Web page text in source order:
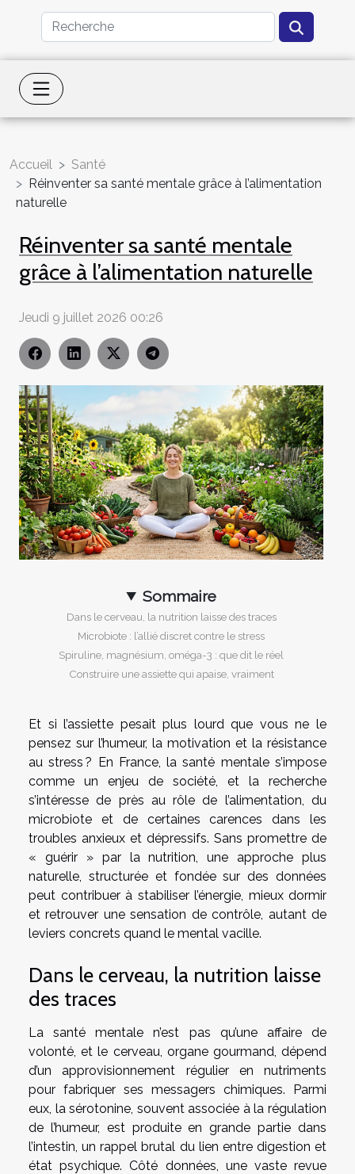
Accueil
Santé
Réinventer sa santé mentale grâce à l’alimentation
naturelle
Réinventer sa santé mentale
grâce à l’alimentation naturelle
Jeudi 9 juillet 2026 00:26
Sommaire
Dans le cerveau, la nutrition laisse des traces
Microbiote : l’allié discret contre le stress
Spiruline, magnésium, oméga-3 : que dit le réel
Construire une assiette qui apaise, vraiment
Et si l’assiette pesait plus lourd que vous ne le
pensez sur l’humeur, la motivation et la résistance
au stress ? En France, la santé mentale s’impose
comme un enjeu de société, et la recherche
s’intéresse de près au rôle de l’alimentation, du
microbiote et de certaines carences dans les
troubles anxieux et dépressifs. Sans promettre de
« guérir » par la nutrition, une approche plus
naturelle, structurée et fondée sur des données
peut contribuer à stabiliser l’énergie, mieux dormir
et retrouver une sensation de contrôle, autant de
leviers concrets quand le mental vacille.
Dans le cerveau, la nutrition laisse
des traces
La santé mentale n’est pas qu’une affaire de
volonté, et le cerveau, organe gourmand, dépend
d’un approvisionnement régulier en nutriments
pour fabriquer ses messagers chimiques. Parmi
eux, la sérotonine, souvent associée à la régulation
de l’humeur, est produite en grande partie dans
l’intestin, un rappel brutal du lien entre digestion et
état psychique. Côté données, une vaste revue